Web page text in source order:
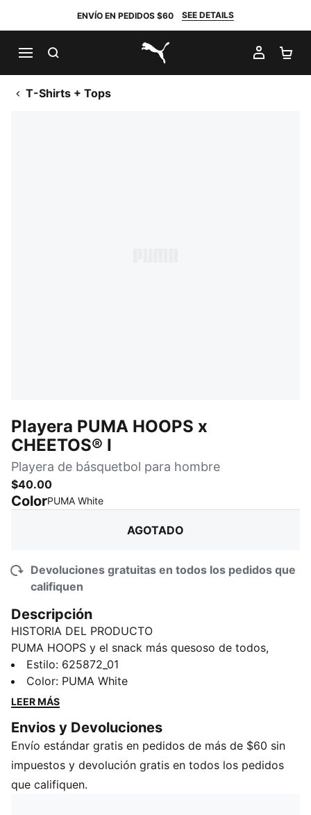
ENVÍO EN PEDIDOS $60 SEE DETAILS
PUMA.com
MI
T-Shirts + Tops
Playera PUMA HOOPS x
CHEETOS® I
Playera de básquetbol para hombre
$40.00
ColorPUMA White:
AGOTADO
Devoluciones gratuitas en todos los pedidos que
califiquen
Descripción
HISTORIA DEL PRODUCTO
PUMA HOOPS y el snack más quesoso de todos,
Cheetos®, unen fuerzas para una colaboración que
celebra el famoso snack crujiente y la cultura del
básquetbol. Equípate con esta playera que luce una
mascota Hoops.
CARACTERÍSTICAS Y BENEFICIOS
Producto fabricado con al menos un 20% de
materiales reciclados.
Estilo: 625872_01
Color: PUMA White
LEER MÁS
Envios y Devoluciones
Envío estándar gratis en pedidos de más de $60 sin
impuestos y devolución gratis en todos los pedidos
que califiquen.